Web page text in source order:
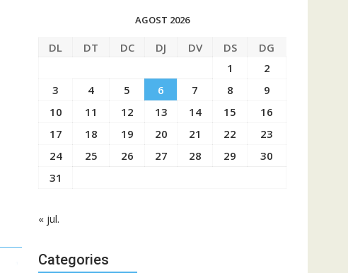
AGOST 2026
DL DT DC DJ DV DS
DG
1
2
3
4 5 6 7 8
9
10
11 12 13 14 15
16
17
18 19 20 21 22
23
24
25 26 27 28 29
30
31
« jul.
Categories